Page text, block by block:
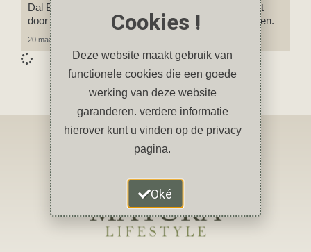
Dal Bhat is hét nationale gerecht van Nepal en wordt
door veel Nepalezen meerdere keren per dag gegeten.
20 maart 2024
Cookies !
Deze website maakt gebruik van
functionele cookies die een goede
werking van deze website
garanderen. verdere informatie
hierover kunt u vinden op de privacy
pagina.
Oké